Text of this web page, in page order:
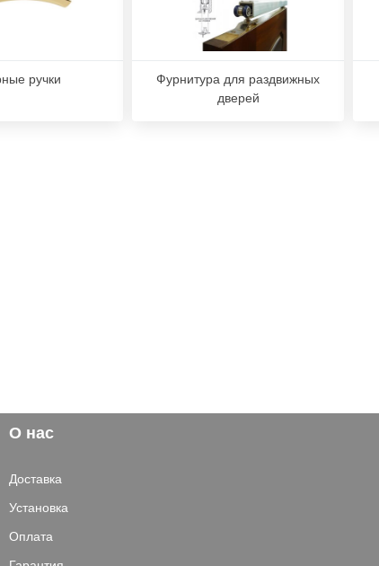
ручки
Фурнитура для раздвижных
дверей
О нас
Доставка
Установка
Оплата